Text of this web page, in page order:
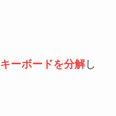
キーボードを分解し